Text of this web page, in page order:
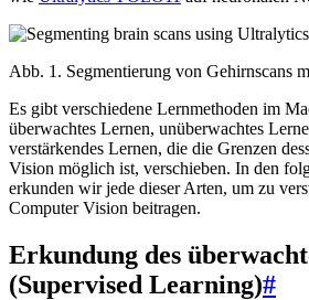
Abb. 1. Segmentierung von Gehirnscans
Es gibt verschiedene Lernmethoden im
überwachtes Lernen, unüberwachtes
verstärkendes Lernen, die die Grenzen
Vision möglich ist, verschieben. In den
erkunden wir jede dieser Arten, um zu
Computer Vision beitragen.
Erkundung des
(Supervised Learning)#